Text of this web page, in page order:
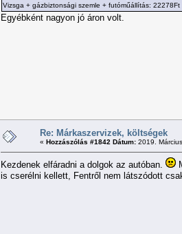
Vizsga + gázbiztonsági szemle + futóműállítás: 22278Ft
Egyébként nagyon jó áron volt.
Re: Márkaszervizek, költségek
« Hozzászólás #1842 Dátum: 2019.
Kezdenek elfáradni a dolgok az autóban.
is cserélni kellett, Fentről nem látszódott